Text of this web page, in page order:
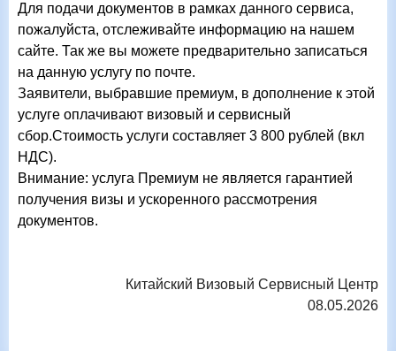
Для подачи документов в рамках данного сервиса,
пожалуйста, отслеживайте информацию на нашем
сайте. Так же вы можете предварительно записаться
на данную услугу по почте.
Заявители, выбравшие премиум, в дополнение к этой
услуге оплачивают визовый и сервисный
сбор.Стоимость услуги составляет 3 800 рублей (вкл
НДС).
Внимание: услуга Премиум не является гарантией
получения визы и ускоренного рассмотрения
документов.
Китайский Визовый Сервисный Центр
08.05.2026